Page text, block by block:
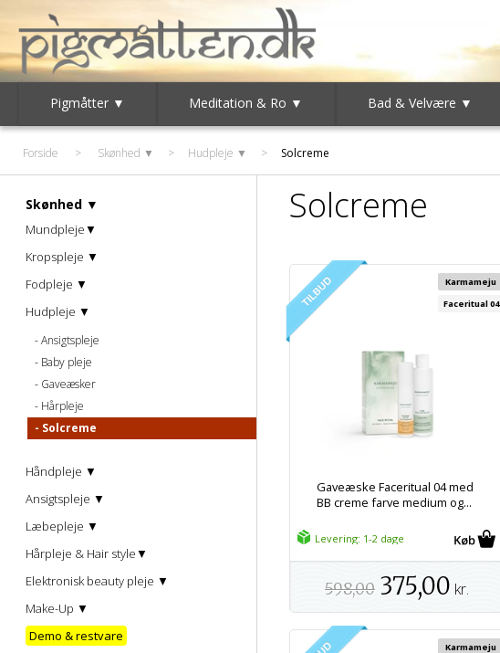
Pigmåtter ▼ Meditation & Ro ▼ Bad & Velvære ▼
Skønhed ▼
Mundpleje▼
Kropspleje ▼
Fodpleje ▼
Hudpleje ▼
Ansigtspleje
Baby pleje
Gaveæsker
Hårpleje
Solcreme
Håndpleje ▼
Ansigtspleje ▼
Læbepleje ▼
Hårpleje & Hair style▼
Elektronisk beauty pleje ▼
Make-Up ▼
Demo & restvare
Forside > Skønhed ▼ > Hudpleje ▼ > Solcreme
Solcreme
Gaveæske Faceritual 04 med
BB creme farve medium og...
Karmameju
Faceritual 04
Levering: 1-2 dage
598,00 375,00 kr.
Karmameju